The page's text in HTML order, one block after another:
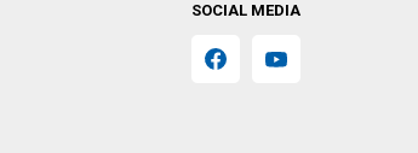
SOCIAL MEDIA